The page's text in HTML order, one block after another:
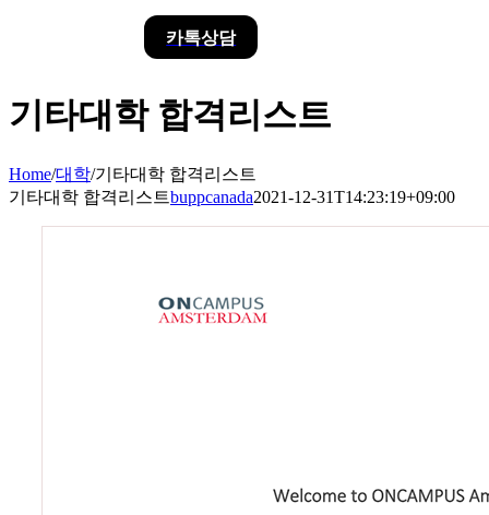
카톡상담
기타대학 합격리스트
Home/대학/기타대학 합격리스트
기타대학 합격리스트buppcanada2021-12-31T14:23:19+09:00